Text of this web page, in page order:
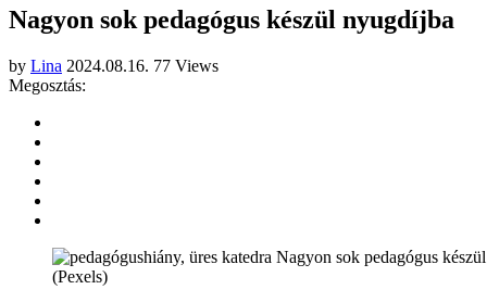
Nagyon sok pedagógus készül nyugdíjba
by Lina 2024.08.16. 77 Views
Megosztás:
(Pexels)